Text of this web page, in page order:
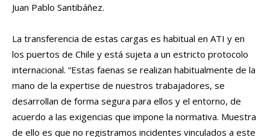
Juan Pablo Santibáñez.
La transferencia de estas cargas es habitual en ATI y en
los puertos de Chile y está sujeta a un estricto protocolo
internacional. “Estas faenas se realizan habitualmente de la
mano de la expertise de nuestros trabajadores, se
desarrollan de forma segura para ellos y el entorno, de
acuerdo a las exigencias que impone la normativa. Muestra
de ello es que no registramos incidentes vinculados a este